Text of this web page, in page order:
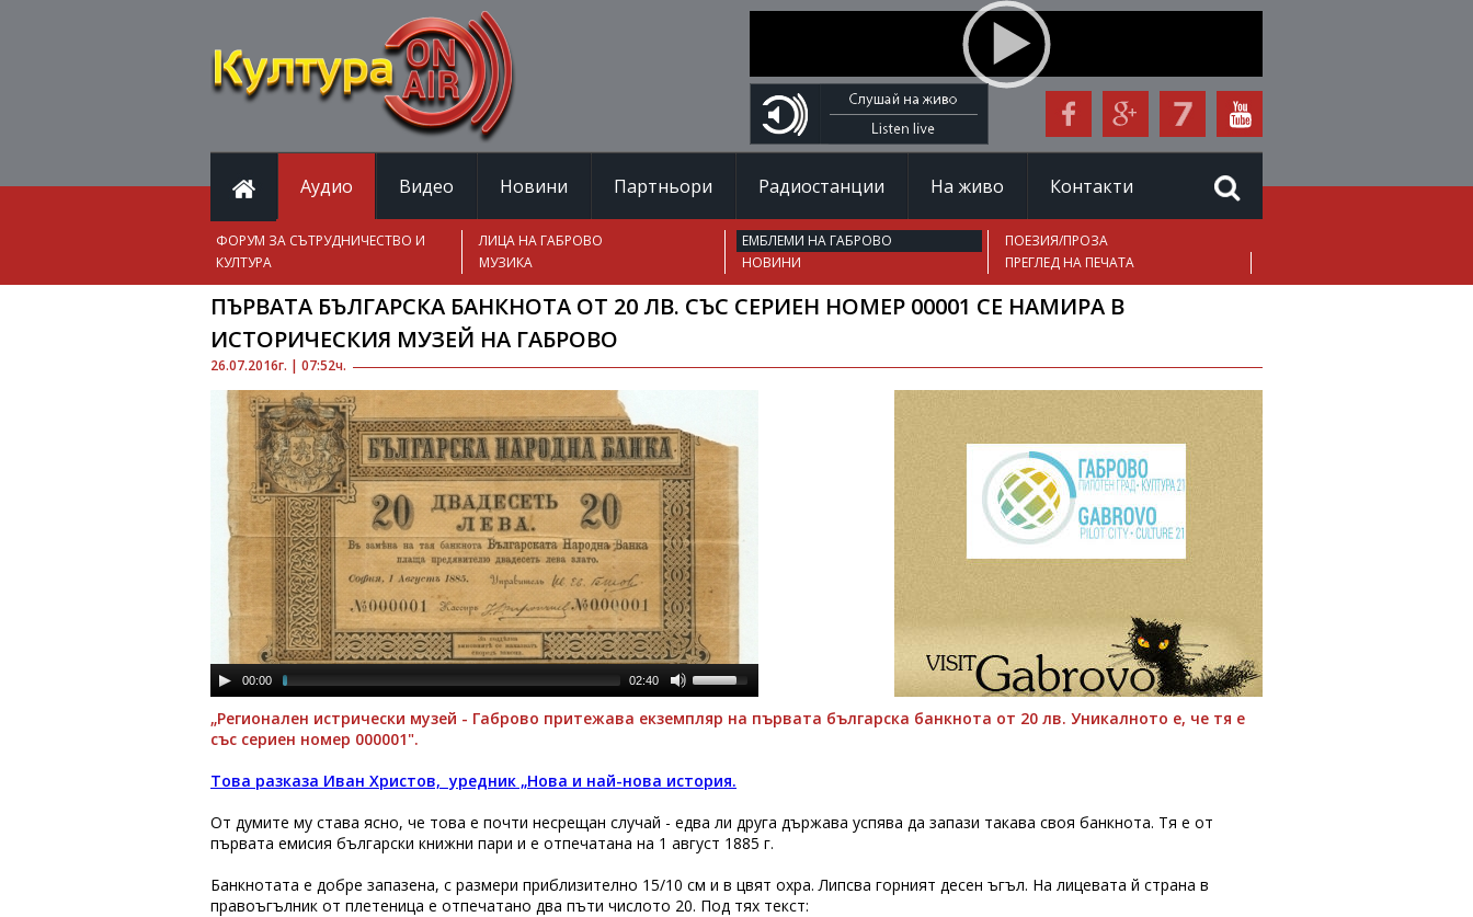
Аудио Видео Новини Партньори Радиостанции На живо Контакти
ФОРУМ ЗА СЪТРУДНИЧЕСТВО И
КУЛТУРА
ЛИЦА НА ГАБРОВО ЕМБЛЕМИ НА ГАБРОВО
ПОЕЗИЯ/ПРОЗА
МУЗИКА
НОВИНИ ПРЕГЛЕД НА ПЕЧАТА
26.07.2016г. | 07:52ч.
ПЪРВАТА БЪЛГАРСКА БАНКНОТА ОТ 20 ЛВ. СЪС СЕРИЕН НОМЕР 00001 СЕ НАМИРА В
ИСТОРИЧЕСКИЯ МУЗЕЙ НА ГАБРОВО
00:00 02:40
„Регионален истрически музей - Габрово притежава екземпляр на първата българска банкнота от 20 лв. Уникалното е, че тя е
със сериен номер 000001".
Това разказа Иван Христов, уредник „Нова и най-нова история.
От думите му става ясно, че това е почти несрещан случай - едва ли друга държава успява да запази такава своя банкнота. Тя е от
първата емисия български книжни пари и е отпечатана на 1 август 1885 г.
Банкнотата е добре запазена, с размери приблизително 15/10 см и в цвят охра. Липсва горният десен ъгъл. На лицевата й страна в
правоъгълник от плетеница е отпечатано два пъти числото 20. Под тях текст: